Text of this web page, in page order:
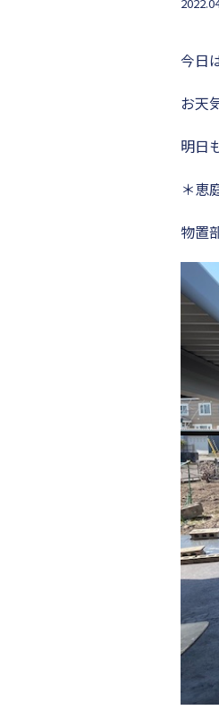
今日
お天
明日
＊恵
物置